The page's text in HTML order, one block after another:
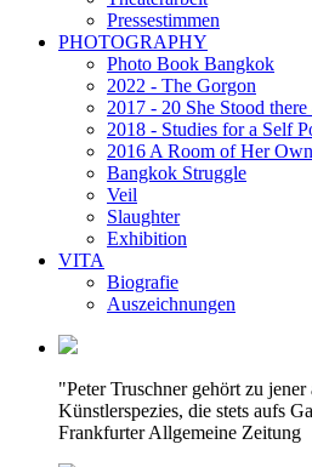
Pressestimmen
PHOTOGRAPHY
Photo Book Bangkok
2022 - The Gorgon
2017 - 20 She Stood
2018 - Studies for a Self
2016 A Room of Her Own
Bangkok Struggle
Veil
Slaughter
Exhibition
VITA
Biografie
Auszeichnungen
"Peter Truschner gehört zu jener
Künstlerspezies, die stets aufs
Frankfurter Allgemeine Zeitung